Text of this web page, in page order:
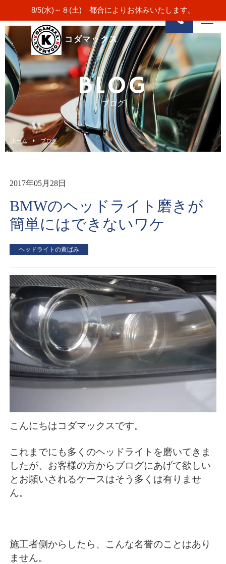
8/5(水)～８(土) 都合によりお休みいたします。
コダマックス
BLOG
ブログ
ホーム ブログ
2017年05月28日
BMWのヘッドライト磨きが
簡単にはできないワケ
ヘッドライトの黄ばみ
こんにちはコダマックスです。
これまでにも多くのヘッドライトを磨いてきま
したが、お客様の方からブログにあげて欲しい
とお願いされるケースはそう多くは有りませ
ん。
施工者側からしたら、こんな名誉のことはあり
ません。